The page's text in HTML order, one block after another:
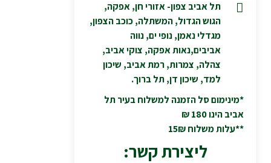
תל אביב צפון- אזורי חן, אפקה,
הגוש הגדול, המשתלה, כוכב הצפון,
מגדלי נאמן, נופי ים, נווה
אביבים,נאות אפקה, צוקי אביב,
צהלה, צמרות, רמת אביב, שיכון
למד, שיכון דן, תל ברוך.
*מינימום סל הזמנה למשלוח בעיר תל
אביב הינו 180 ₪
**עלות משלוח 15₪
ליצירת קשר: